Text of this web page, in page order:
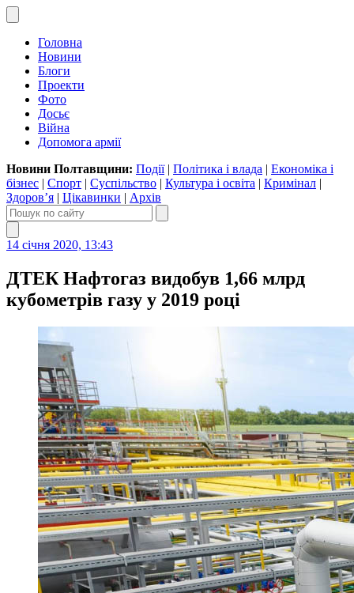
Головна
Новини
Блоги
Проекти
Фото
Досьє
Війна
Допомога армії
Новини Полтавщини: Події| Політика і влада | Економіка і
бізнес | Спорт | Суспільство | Культура і освіта | Кримінал |
Здоров’я | Цікавинки | Архів
14 січня 2020, 13:43
ДТЕК Нафтогаз видобув 1,66 млрд
кубометрів газу у 2019 році